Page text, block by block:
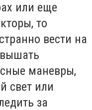
или еще
то
вести на
маневры,
свет или
за